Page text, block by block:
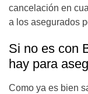
cancelación en
a los asegurados
Si no es con
hay para
Como ya es bien